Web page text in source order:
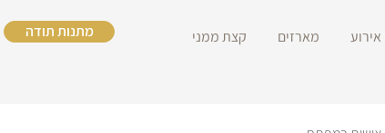
מתנות תודה מארזים
קצת ממני